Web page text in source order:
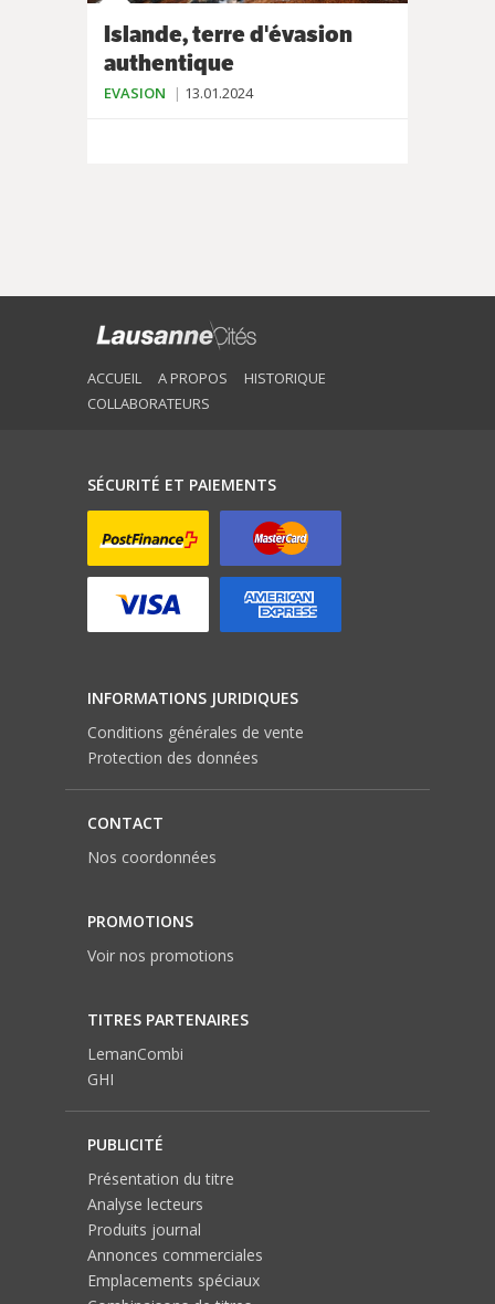
Islande, terre d'évasion
authentique
EVASION 13.01.2024
ACCUEIL A PROPOS
HISTORIQUE
COLLABORATEURS
SÉCURITÉ ET PAIEMENTS
INFORMATIONS JURIDIQUES
Conditions générales de vente
Protection des données
CONTACT
Nos coordonnées
PROMOTIONS
Voir nos promotions
TITRES PARTENAIRES
LemanCombi
GHI
PUBLICITÉ
Présentation du titre
Analyse lecteurs
Produits journal
Annonces commerciales
Emplacements spéciaux